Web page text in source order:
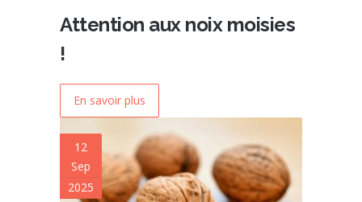
Attention aux noix moisies
!
En savoir plus
12
Sep
2025